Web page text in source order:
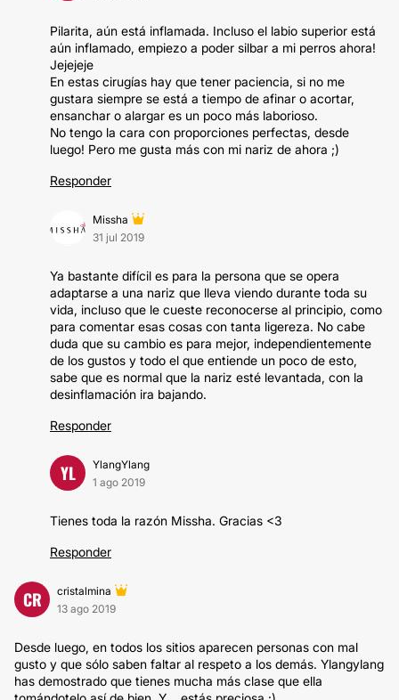
Pilarita, aún está inflamada. Incluso el labio superior está
aún inflamado, empiezo a poder silbar a mi perros ahora!
Jejejeje
En estas cirugías hay que tener paciencia, si no me
gustara siempre se está a tiempo de afinar o acortar,
ensanchar o alargar es un poco más laborioso.
No tengo la cara con proporciones perfectas, desde
luego! Pero me gusta más con mi nariz de ahora ;)
Responder
Missha
31 jul 2019
Ya bastante difícil es para la persona que se opera
adaptarse a una nariz que lleva viendo durante toda su
vida, incluso que le cueste reconocerse al principio, como
para comentar esas cosas con tanta ligereza. No cabe
duda que su cambio es para mejor, independientemente
de los gustos y todo el que entiende un poco de esto,
sabe que es normal que la nariz esté levantada, con la
desinflamación ira bajando.
Responder
YL
YlangYlang
1 ago 2019
Tienes toda la razón Missha. Gracias <3
Responder
CR
cristalmina
13 ago 2019
Desde luego, en todos los sitios aparecen personas con mal
gusto y que sólo saben faltar al respeto a los demás. Ylangylang
has demostrado que tienes mucha más clase que ella